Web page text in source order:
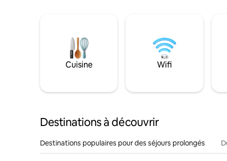
Cuisine Wifi
Destinations à découvrir
Destinations populaires pour des séjours prolongés